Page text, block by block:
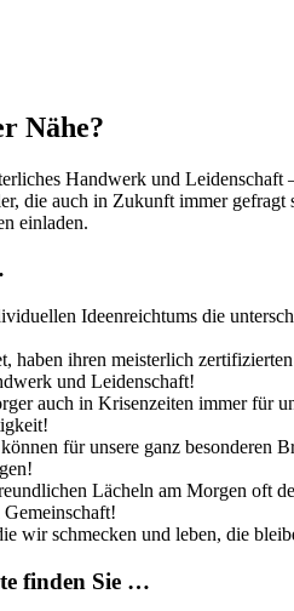
Nähe?
Handwerk und Leidenschaft
die auch in Zukunft immer
einladen.
Ideenreichtums die
haben ihren meisterlich
und Leidenschaft!
auch in Krisenzeiten immer für
für unsere ganz besonderen
Lächeln am Morgen oft
wir schmecken und leben, die
finden Sie …